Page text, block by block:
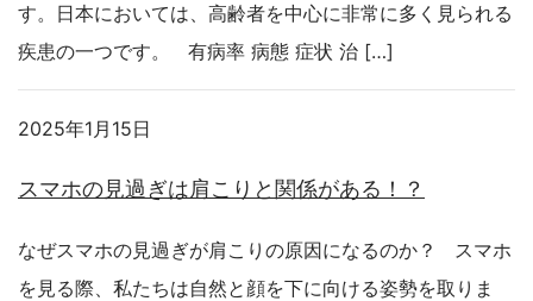
す。日本においては、高齢者を中心に非常に多く見られる
疾患の一つです。 有病率 病態 症状 治 […]
2025年1月15日
スマホの見過ぎは肩こりと関係がある！？
なぜスマホの見過ぎが肩こりの原因になるのか？ スマホ
を見る際、私たちは自然と顔を下に向ける姿勢を取りま